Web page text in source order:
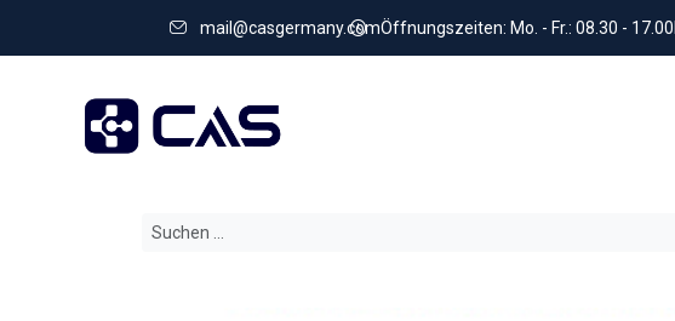
mail@casgermany.comÖffnungszeiten: Mo. - Fr.: 08.30 - 17.00